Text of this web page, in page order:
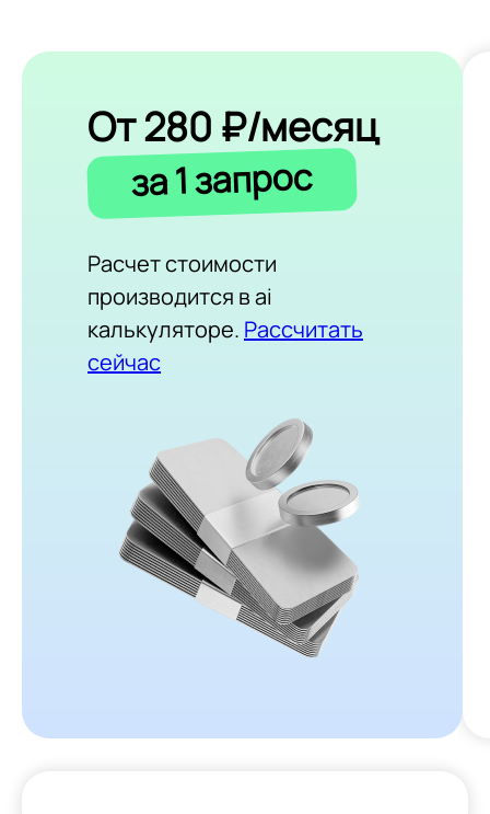
От 280 ₽/месяц
за 1 запрос
Расчет стоимости
производится в ai
калькуляторе. Рассчитать
сейчас